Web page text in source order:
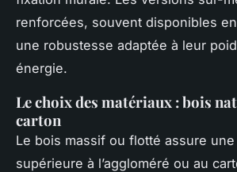
renforcées, souvent disponibles
une robustesse adaptée à leur
énergie.
Le choix des matériaux : bois
carton
Le bois massif ou flotté assure
supérieure à l’aggloméré ou au